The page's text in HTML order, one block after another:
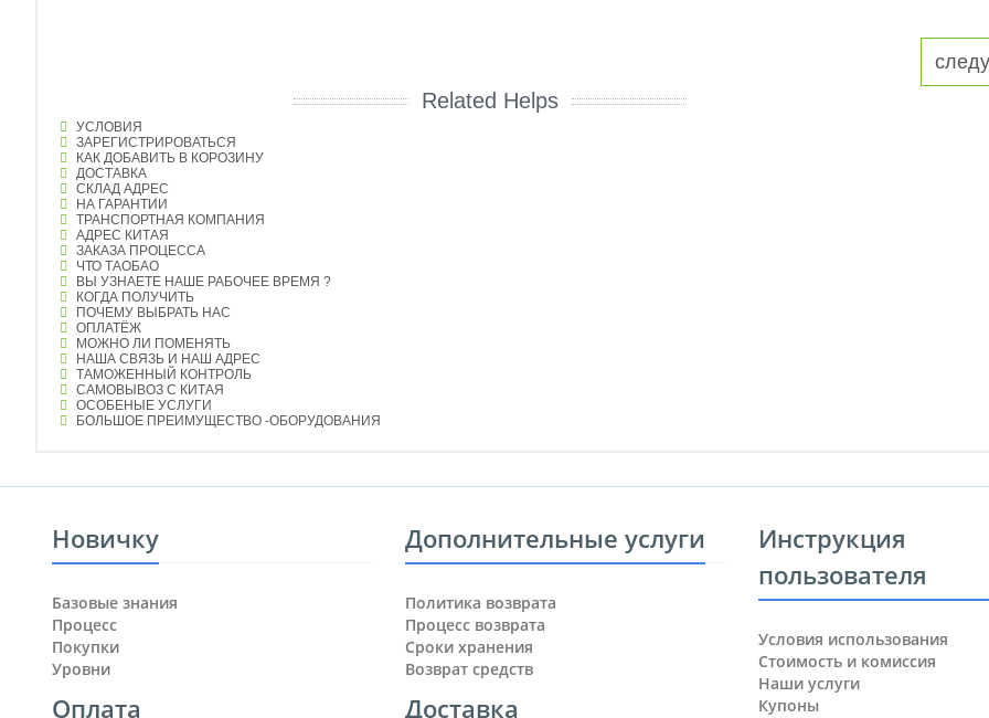
Related Helps
УСЛОВИЯ
ЗАРЕГИСТРИРОВАТЬСЯ
КАК ДОБАВИТЬ В КОРОЗИНУ
ДОСТАВКА
СКЛАД АДРЕС
НА ГАРАНТИИ
ТРАНСПОРТНАЯ КОМПАНИЯ
АДРЕС КИТАЯ
ЗАКАЗА ПРОЦЕССА
ЧТО ТАОБАО
ВЫ УЗНАЕТЕ НАШЕ РАБОЧЕЕ ВРЕМЯ ?
КОГДА ПОЛУЧИТЬ
ПОЧЕМУ ВЫБРАТЬ НАС
ОПЛАТЁЖ
МОЖНО ЛИ ПОМЕНЯТЬ
НАША СВЯЗЬ И НАШ АДРЕС
ТАМОЖЕННЫЙ КОНТРОЛЬ
САМОВЫВОЗ С КИТАЯ
ОСОБЕНЫЕ УСЛУГИ
БОЛЬШОЕ ПРЕИМУЩЕСТВО -ОБОРУДОВАНИЯ
Новичку
Базовые знания
Процесс
Покупки
Уровни
Оплата
Дополнительные услуги
Политика возврата
Процесс возврата
Сроки хранения
Возврат средств
Доставка
Инструкция
пользователя
Условия использования
Стоимость и комиссия
Наши услуги
Купоны